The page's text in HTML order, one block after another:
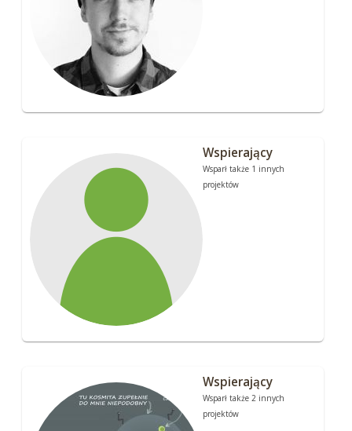
Wspierający
Wsparł także 1 innych
projektów
Wspierający
Wsparł także 2 innych
projektów